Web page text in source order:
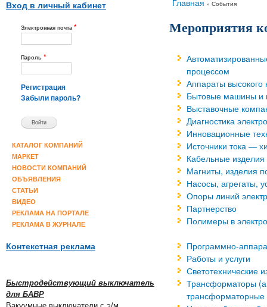
Вход в личный кабинет
Электронная почта *
Пароль *
Регистрация
Забыли пароль?
КАТАЛОГ КОМПАНИЙ
МАРКЕТ
НОВОСТИ КОМПАНИЙ
ОБЪЯВЛЕНИЯ
СТАТЬИ
ВИДЕО
РЕКЛАМА НА ПОРТАЛЕ
РЕКЛАМА В ЖУРНАЛЕ
Контекстная реклама
Быстродействующий выключатель
для БАВР
Вы здесь
Главная » События
Мероприятия
процессом
Аппараты
Бытовые машины и
Выставочные
Диагностика
Инновационные
Источники тока —
Кабельные изделия
Магниты, изделия
Насосы, агрегаты,
Опоры линий
Партнерство
Полимеры в
Программно-
Работы и услуги
Светотехнические
Трансформаторы
трансформаторные